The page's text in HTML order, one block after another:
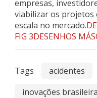
empresas,
viabilizar os projetos
escala no mercado.
FIG 3DESENHOS
Tags acidentes
inovações